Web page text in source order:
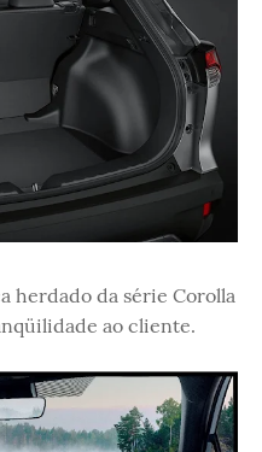
herdado da série Corolla
ao cliente.